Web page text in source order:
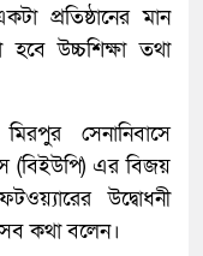
প্রতিষ্ঠানের মান
হবে উচ্চশিক্ষা তথা
সেনানিবাসে
(বিইউপি) এর বিজয়
উদ্বোধনী
কথা বলেন।